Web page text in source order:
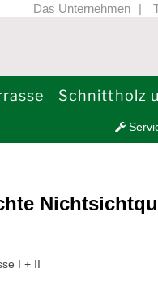
Das Unternehmen
Schnittholz
I + II